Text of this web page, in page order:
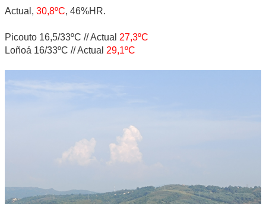
Actual, 30,8ºC, 46%HR.
Picouto 16,5/33ºC // Actual 27,3ºC
Loñoá 16/33ºC // Actual 29,1ºC